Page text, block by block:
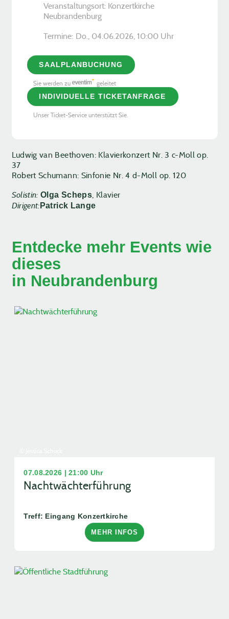
Ludwig van Beethoven: Klavierkonzert Nr. 3 c-Moll op.
37
Robert Schumann: Sinfonie Nr. 4 d-Moll op. 120
Solistin:Olga Scheps, Klavier
Dirigent: Patrick Lange
Veranstaltungsort: Konzertkirche
Neubrandenburg
Termine: Do., 04.06.2026, ­10:00 Uhr
SAALPLANBUCHUNG
Sie werden zu geleitet
INDIVIDUELLE TICKETANFRAGE
Unser Ticket-Service unterstützt Sie.
Entdecke mehr Events wie
dieses
in Neubrandenburg
07.08.2026 | 21:00 Uhr
Nachtwächterführung
Treff: Eingang Konzertkirche
MEHR INFOS